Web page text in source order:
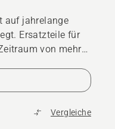
auf jahrelange
Ersatzteile für
von mehr
Vergleiche